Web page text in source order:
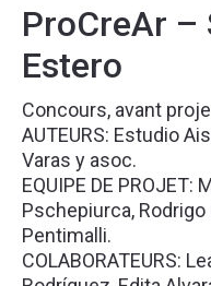
ProCreAr –
Estero
Concours, avant
AUTEURS: Estudio
Varas y asoc.
EQUIPE DE PROJET:
Pschepiurca,
Pentimalli.
COLABORATEURS: